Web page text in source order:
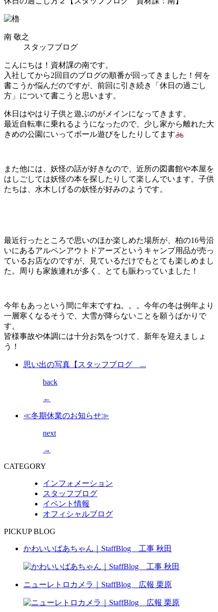
南 敬之
スタッフブログ
こんにちは！資材課の南です。
入社してから2回目のブログの順番が回ってきました！何を
書こうか悩んだのですが、前回に引き続き「休日の過ごし
方」について書こうと思います。
休日はやはり子供と遊ぶのがメインになってきます。
最近自転車に乗れるようになったので、少し家から離れた大
きめの公園にいってボール遊びをしたりしてます
また他には、妖怪の話が好きなので、近所の図書館や本屋を
はしごしては妖怪の本を探したりして楽しんでいます。子供
たちは、水木しげるの妖怪が好みのようです。
最近行ったところで思いのほか楽しめた場所が、柏の16号沿
いにあるアルペンアウトドアーズというキャンプ用品が売っ
ているお店なのですが、見ているだけでもとても楽しめまし
た。周りも家族連れが多く、とても賑わっていました！
今年もあっという間に年末ですね。。。今年の冬は例年より
一層寒くなるそうで、大雪が降らないことを願うばかりで
す。
皆様事故や体調には十分お気をつけて、新年を迎えましょ
う！
思い出の写真【スタッフブログ ...
back
←
≪冬期休業のお知らせ≫
next
→
CATEGORY
インフォメーション
スタッフブログ
イベント情報
オフィシャルブログ
PICKUP BLOG
かわいいばあちゃん｜StaffBlog 工事 秋田
ニューレトロカメラ｜StaffBlog 広報 栗原